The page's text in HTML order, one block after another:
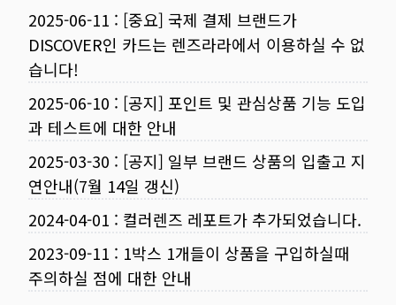
2025-06-11 : [중요] 국제 결제 브랜드가
DISCOVER인 카드는 렌즈라라에서 이용하실 수 없
습니다!
2025-06-10 : [공지] 포인트 및 관심상품 기능 도입
과 테스트에 대한 안내
2025-03-30 : [공지] 일부 브랜드 상품의 입출고 지
연안내(7월 14일 갱신)
2024-04-01 : 컬러렌즈 레포트가 추가되었습니다.
2023-09-11 : 1박스 1개들이 상품을 구입하실때
주의하실 점에 대한 안내